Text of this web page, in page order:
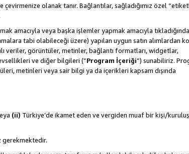
olanak tanır. Bağlantılar, sağladığımız özel
amacıyla veya başka işlemler yapmak amacıyla
tabi olabileceği üzere) yapılan uygun satın alımlardan
veriler, görüntüler, metinler, bağlantı formatları, widgetlar,
ve diğer bilgileri (”Program İçeriği”) sunabiliriz.
metinleri veya sair bilgi ya da içerikleri kapsam dışında
(ii) Türkiye’de ikamet eden ve vergiden muaf bir kişi/kuruluş
gerekmektedir.